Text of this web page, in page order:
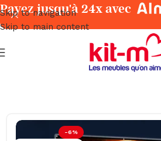
Skip to navigation
Skip to main content
TV & Multimédia Barres de
-6%
Payez jusqu'à 24x avec